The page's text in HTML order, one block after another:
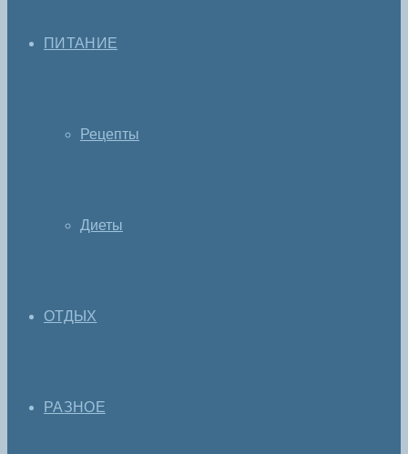
ПИТАНИЕ
Рецепты
Диеты
ОТДЫХ
РАЗНОЕ